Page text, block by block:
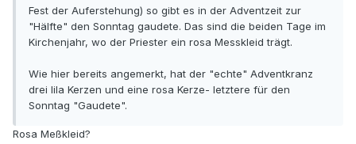
Fest der Auferstehung) so gibt es in der Adventzeit zur
"Hälfte" den Sonntag gaudete. Das sind die beiden Tage im
Kirchenjahr, wo der Priester ein rosa Messkleid trägt.
Wie hier bereits angemerkt, hat der "echte" Adventkranz
drei lila Kerzen und eine rosa Kerze- letztere für den
Sonntag "Gaudete".
Rosa Meßkleid?